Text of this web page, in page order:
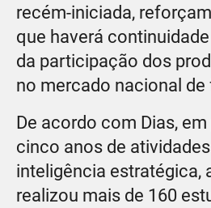
recém-iniciada,
que haverá
da participação dos
no mercado nacional de
De acordo com Dias,
cinco anos de
inteligência estratégica,
realizou mais de 160